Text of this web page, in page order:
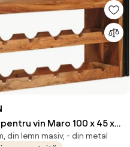
vin Maro 100 x 45 x
Solid de Acacia
din lemn masiv, - din metal